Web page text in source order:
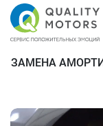
ЗАМЕНА